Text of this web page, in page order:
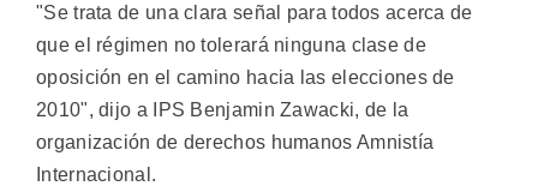
"Se trata de una clara señal para todos acerca de
que el régimen no tolerará ninguna clase de
oposición en el camino hacia las elecciones de
2010", dijo a IPS Benjamin Zawacki, de la
organización de derechos humanos Amnistía
Internacional.